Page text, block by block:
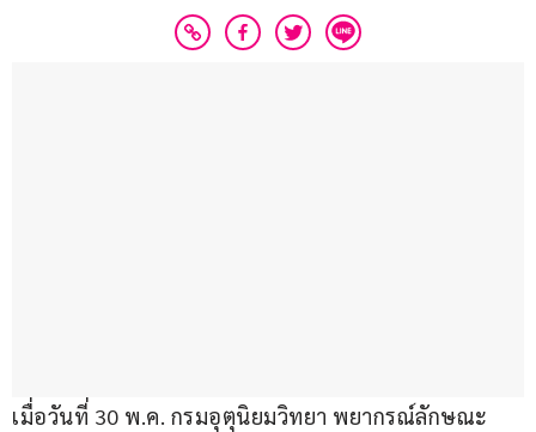
เมื่อวันที่ 30 พ.ค. กรมอุตุนิยมวิทยา พยากรณ์ลักษณะ